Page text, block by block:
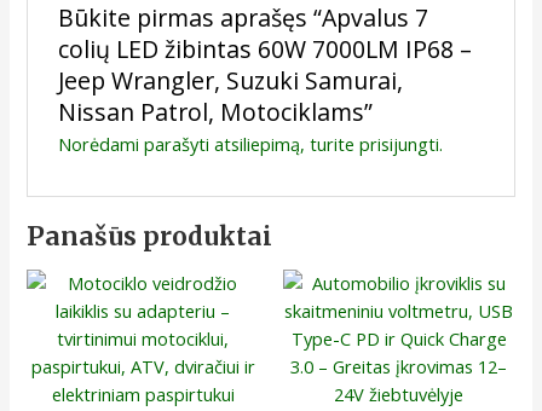
Būkite pirmas aprašęs “Apvalus 7
colių LED žibintas 60W 7000LM IP68 –
Jeep Wrangler, Suzuki Samurai,
Nissan Patrol, Motociklams”
Norėdami parašyti atsiliepimą, turite prisijungti.
Panašūs produktai